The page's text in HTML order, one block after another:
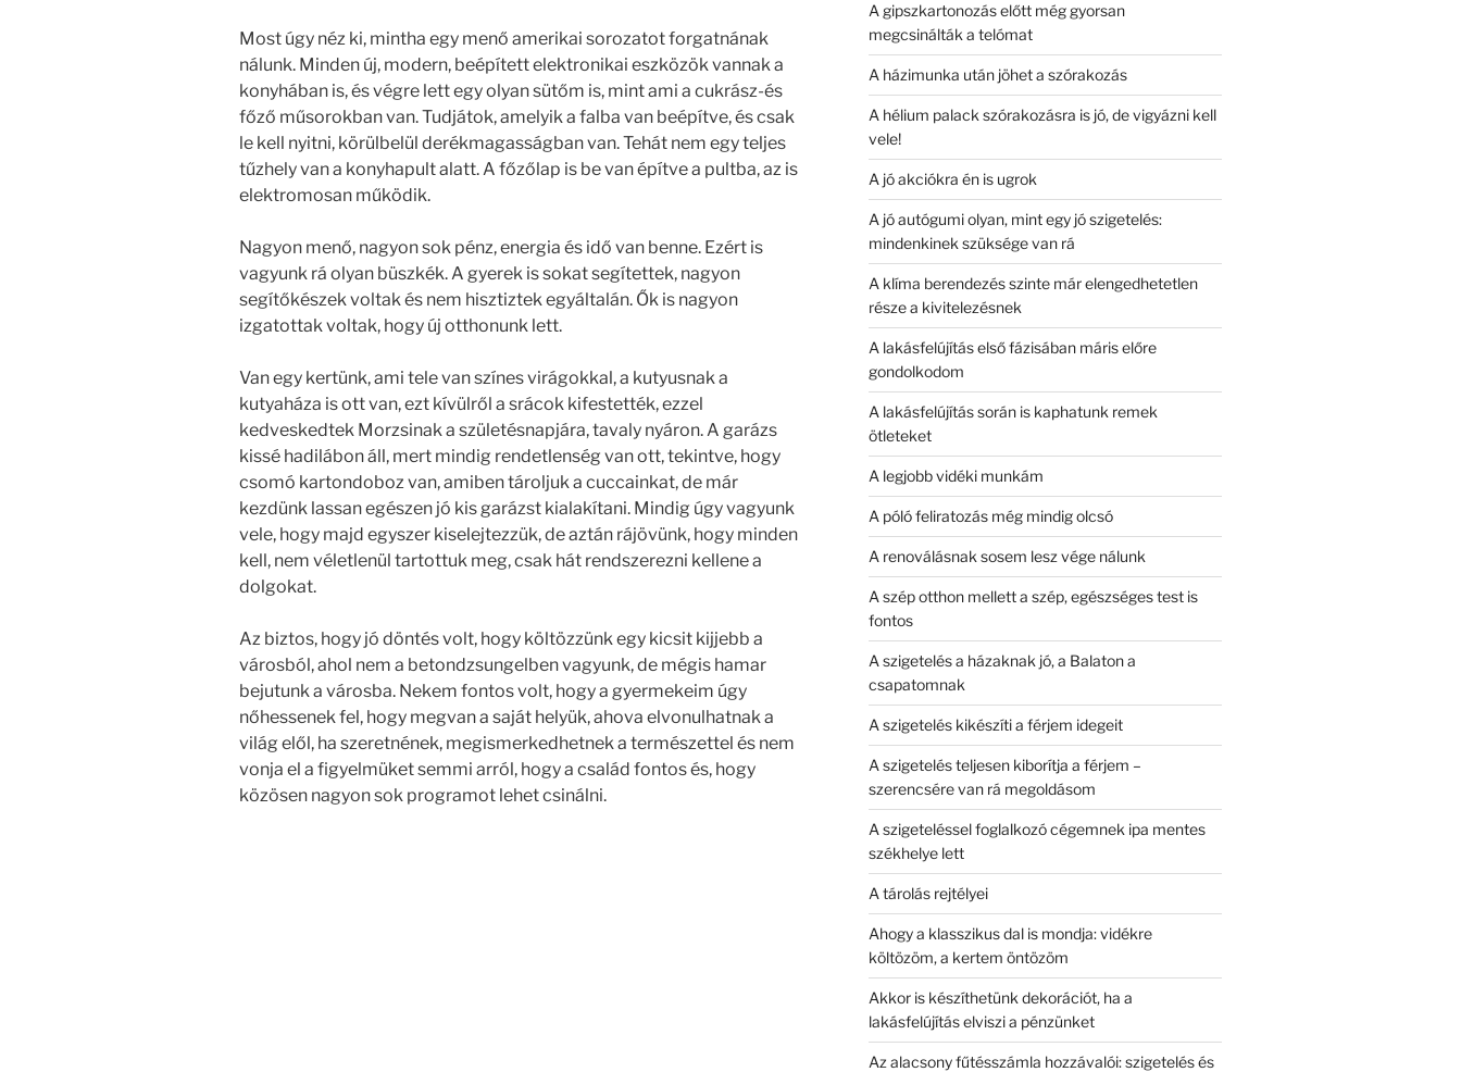
Most úgy néz ki, mintha egy menő amerikai sorozatot forgatnának
nálunk. Minden új, modern, beépített elektronikai eszközök vannak a
konyhában is, és végre lett egy olyan sütőm is, mint ami a cukrász-és
főző műsorokban van. Tudjátok, amelyik a falba van beépítve, és csak
le kell nyitni, körülbelül derékmagasságban van. Tehát nem egy teljes
tűzhely van a konyhapult alatt. A főzőlap is be van építve a pultba, az is
elektromosan működik.
Nagyon menő, nagyon sok pénz, energia és idő van benne. Ezért is
vagyunk rá olyan büszkék. A gyerek is sokat segítettek, nagyon
segítőkészek voltak és nem hisztiztek egyáltalán. Ők is nagyon
izgatottak voltak, hogy új otthonunk lett.
Van egy kertünk, ami tele van színes virágokkal, a kutyusnak a
kutyaháza is ott van, ezt kívülről a srácok kifestették, ezzel
kedveskedtek Morzsinak a születésnapjára, tavaly nyáron. A garázs
kissé hadilábon áll, mert mindig rendetlenség van ott, tekintve, hogy
csomó kartondoboz van, amiben tároljuk a cuccainkat, de már
kezdünk lassan egészen jó kis garázst kialakítani. Mindig úgy vagyunk
vele, hogy majd egyszer kiselejtezzük, de aztán rájövünk, hogy minden
kell, nem véletlenül tartottuk meg, csak hát rendszerezni kellene a
dolgokat.
Az biztos, hogy jó döntés volt, hogy költözzünk egy kicsit kijjebb a
városból, ahol nem a betondzsungelben vagyunk, de mégis hamar
bejutunk a városba. Nekem fontos volt, hogy a gyermekeim úgy
nőhessenek fel, hogy megvan a saját helyük, ahova elvonulhatnak a
világ elől, ha szeretnének, megismerkedhetnek a természettel és nem
vonja el a figyelmüket semmi arról, hogy a család fontos és, hogy
közösen nagyon sok programot lehet csinálni.
A gipszkartonozás előtt még gyorsan
megcsinálták a telómat
A házimunka után jöhet a szórakozás
A hélium palack szórakozásra is jó, de vigyázni kell
vele!
A jó akciókra én is ugrok
A jó autógumi olyan, mint egy jó szigetelés:
mindenkinek szüksége van rá
A klíma berendezés szinte már elengedhetetlen
része a kivitelezésnek
A lakásfelújítás első fázisában máris előre
gondolkodom
A lakásfelújítás során is kaphatunk remek
ötleteket
A legjobb vidéki munkám
A póló feliratozás még mindig olcsó
A renoválásnak sosem lesz vége nálunk
A szép otthon mellett a szép, egészséges test is
fontos
A szigetelés a házaknak jó, a Balaton a
csapatomnak
A szigetelés kikészíti a férjem idegeit
A szigetelés teljesen kiborítja a férjem –
szerencsére van rá megoldásom
A szigeteléssel foglalkozó cégemnek ipa mentes
székhelye lett
A tárolás rejtélyei
Ahogy a klasszikus dal is mondja: vidékre
költözöm, a kertem öntözöm
Akkor is készíthetünk dekorációt, ha a
lakásfelújítás elviszi a pénzünket
Az alacsony fűtésszámla hozzávalói: szigetelés és